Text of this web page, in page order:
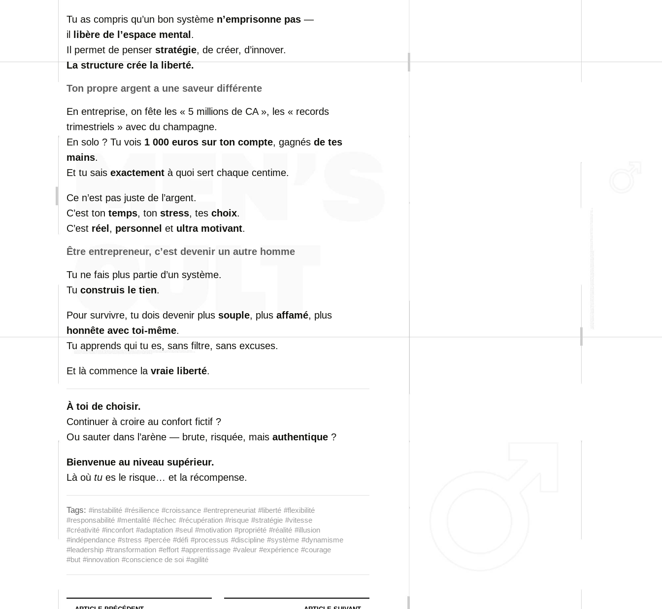
Tu as compris qu’un bon système n’emprisonne pas —
il
libère de l’espace mental .
Il permet de penser stratégie, de créer, d’innover.
La structure crée la liberté.
Ton propre argent a une saveur différente
En entreprise, on fête les « 5 millions de CA », les « records
trimestriels » avec du champagne.
En solo ? Tu vois 1 000 euros sur ton compte, gagnés de tes
mains.
Et tu sais exactement à quoi sert chaque centime.
Ce n’est pas juste de l’argent.
C’est ton temps, ton stress, tes choix.
C’est réel , personnel et ultra motivant.
Être entrepreneur, c’est devenir un autre homme
Tu ne fais plus partie d’un système.
Tu construis le tien.
Pour survivre, tu dois devenir plus souple, plus affamé, plus
honnête avec toi-même.
Tu apprends qui tu es, sans filtre, sans excuses.
Et là commence la vraie liberté.
À toi de choisir.
Continuer à croire au confort fictif ?
Ou sauter dans l’arène — brute, risquée, mais authentique ?
Bienvenue au niveau supérieur.
Là où tu es le risque… et la récompense.
Tags: #instabilité #résilience #croissance #entrepreneuriat #liberté #flexibilité
#responsabilité #mentalité #échec #récupération #risque #stratégie #vitesse
#créativité #inconfort #adaptation #seul #motivation #propriété #réalité #illusion
#indépendance #stress #percée #défi #processus #discipline #système #dynamisme
#leadership #transformation #effort #apprentissage #valeur #expérience #courage
#but #innovation #conscience de soi #agilité